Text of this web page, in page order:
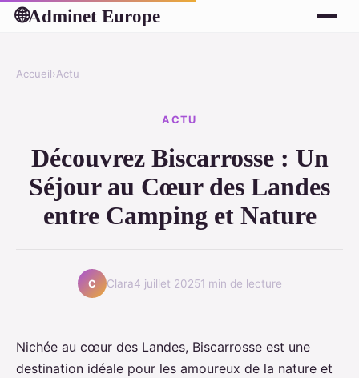
🌐Adminet Europe
Accueil›Actu
ACTU
Découvrez Biscarrosse : Un
Séjour au Cœur des Landes
entre Camping et Nature
C Clara4 juillet 20251 min de lecture
Nichée au cœur des Landes, Biscarrosse est une
destination idéale pour les amoureux de la nature et